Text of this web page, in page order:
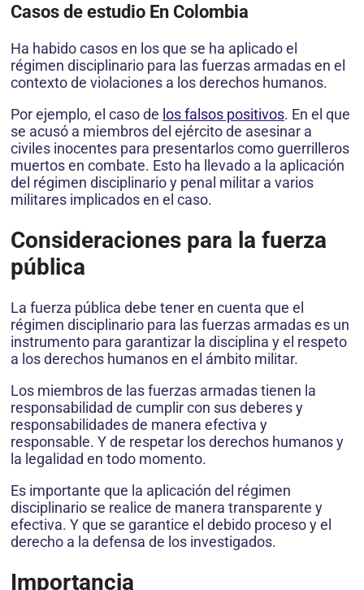
Casos de estudio En Colombia
Ha habido casos en los que se ha aplicado el
régimen disciplinario para las fuerzas armadas en el
contexto de violaciones a los derechos humanos.
Por ejemplo, el caso de los falsos positivos. En el que
se acusó a miembros del ejército de asesinar a
civiles inocentes para presentarlos como guerrilleros
muertos en combate. Esto ha llevado a la aplicación
del régimen disciplinario y penal militar a varios
militares implicados en el caso.
Consideraciones para la fuerza
pública
La fuerza pública debe tener en cuenta que el
régimen disciplinario para las fuerzas armadas es un
instrumento para garantizar la disciplina y el respeto
a los derechos humanos en el ámbito militar.
Los miembros de las fuerzas armadas tienen la
responsabilidad de cumplir con sus deberes y
responsabilidades de manera efectiva y
responsable. Y de respetar los derechos humanos y
la legalidad en todo momento.
Es importante que la aplicación del régimen
disciplinario se realice de manera transparente y
efectiva. Y que se garantice el debido proceso y el
derecho a la defensa de los investigados.
Importancia